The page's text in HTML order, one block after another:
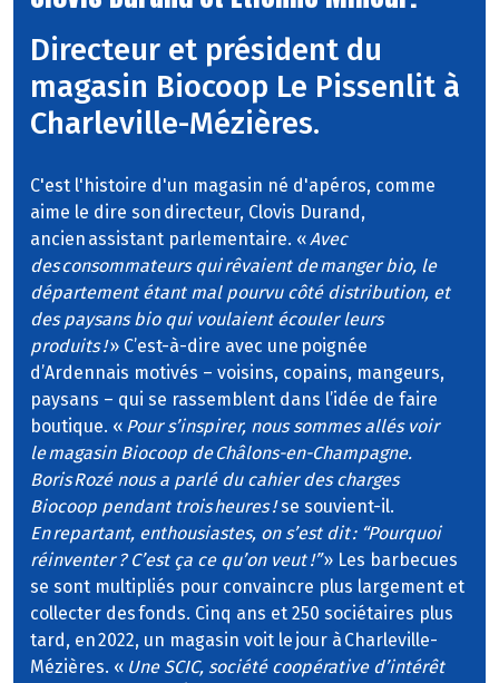
Directeur et président du
magasin Biocoop Le Pissenlit à
Charleville-Mézières.
C'est l'histoire d'un magasin né d'apéros, comme
aime le dire son directeur, Clovis Durand,
ancien assistant parlementaire. «Avec
des consommateurs qui rêvaient de manger bio, le
département étant mal pourvu côté distribution, et
des paysans bio qui voulaient écouler leurs
produits !» C’est-à-dire avec une poignée
d’Ardennais motivés – voisins, copains, mangeurs,
paysans – qui se rassemblent dans l’idée de faire
boutique. « Pour s’inspirer, nous sommes allés voir
le magasin Biocoop de Châlons-en-Champagne.
Boris Rozé nous a parlé du cahier des charges
Biocoop pendant trois heures !se souvient-il.
En repartant, enthousiastes, on s’est dit : “Pourquoi
réinventer ? C’est ça ce qu’on veut !”» Les barbecues
se sont multipliés pour convaincre plus largement et
collecter des fonds. Cinq ans et 250 sociétaires plus
tard, en 2022, un magasin voit le jour à Charleville-
Mézières. « Une SCIC, société coopérative d’intérêt